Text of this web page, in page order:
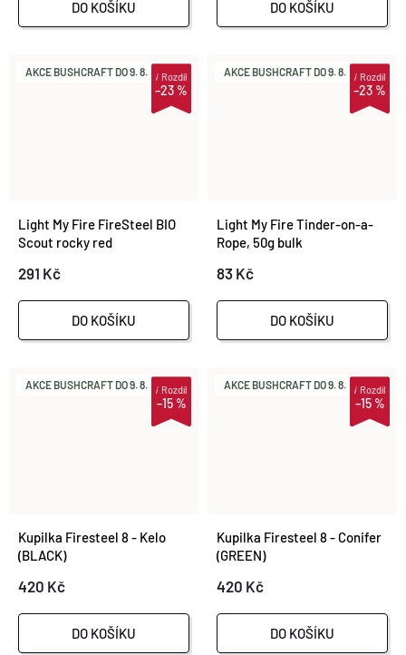
DO KOŠÍKU DO KOŠÍKU
AKCE BUSHCRAFT DO 9. 8.
–23 %
iRozdíl
Light My Fire FireSteel BIO
Scout rocky red
291 Kč
DO KOŠÍKU
AKCE BUSHCRAFT DO 9. 8.
–23 %
iRozdíl
Light My Fire Tinder-on-a-
Rope, 50g bulk
83 Kč
DO KOŠÍKU
AKCE BUSHCRAFT DO 9. 8.
–15 %
iRozdíl
Kupilka Firesteel 8 - Kelo
(BLACK)
420 Kč
DO KOŠÍKU
AKCE BUSHCRAFT DO 9. 8.
–15 %
iRozdíl
Kupilka Firesteel 8 - Conifer
(GREEN)
420 Kč
DO KOŠÍKU